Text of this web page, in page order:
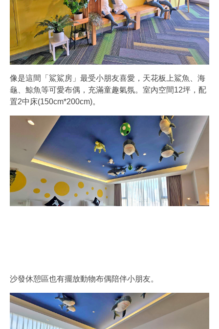
像是這間「鯊鯊房」最受小朋友喜愛，天花板上鯊魚、海
龜、鯨魚等可愛布偶，充滿童趣氣氛。室內空間12坪，配
置2中床(150cm*200cm)。
沙發休憩區也有擺放動物布偶陪伴小朋友。